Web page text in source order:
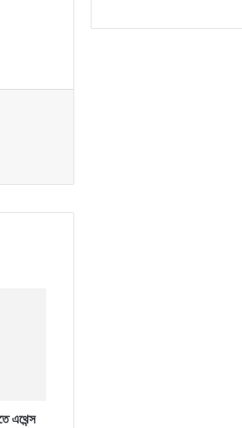
এথেন্স